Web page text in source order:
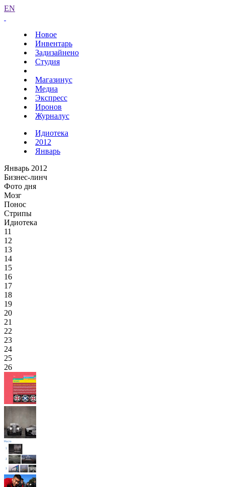
EN
Новое
Инвентарь
Задизайнено
Студия
Магазинус
Медиа
Экспресс
Иронов
Журналус
Идиотека
2012
Январь
Январь 2012
Бизнес-линч
Фото дня
Мозг
Понос
Стрипы
Идиотека
11
12
13
14
15
16
17
18
19
20
21
22
23
24
25
26